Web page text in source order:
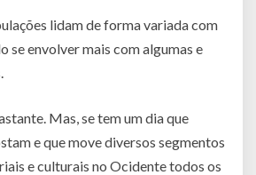
lidam de forma variada com
se envolver mais com algumas e
Mas, se tem um dia que
e que move diversos segmentos
e culturais no Ocidente todos os